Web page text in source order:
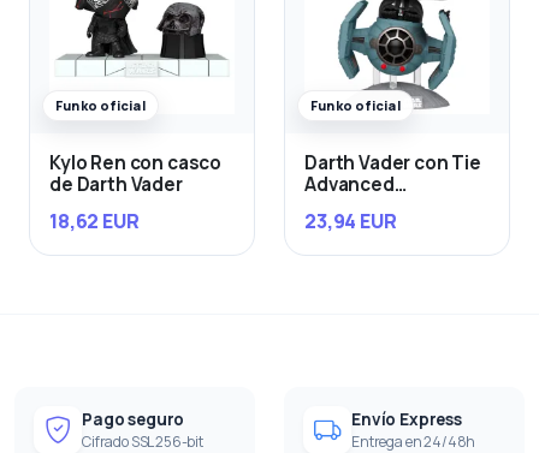
Funko oficial
Kylo Ren con casco
de Darth Vader
18,62 EUR
Funko oficial
Darth Vader con Tie
Advanced
23,94 EUR
Pago seguro
Cifrado SSL 256-bit
Envío Express
Entrega en 24/48h